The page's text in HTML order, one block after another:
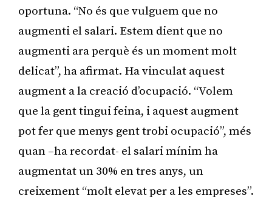
oportuna. “No és que vulguem que no
augmenti el salari. Estem dient que no
augmenti ara perquè és un moment molt
delicat”, ha afirmat. Ha vinculat aquest
augment a la creació d’ocupació. “Volem
que la gent tingui feina, i aquest augment
pot fer que menys gent trobi ocupació”, més
quan –ha recordat- el salari mínim ha
augmentat un 30% en tres anys, un
creixement “molt elevat per a les empreses”.